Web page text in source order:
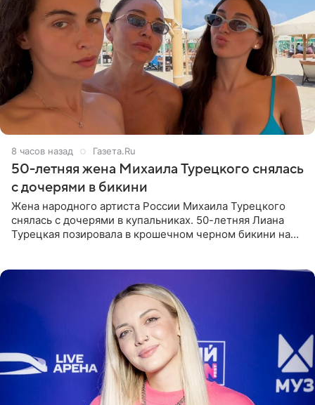
8 часов назад Газета.Ru
50-летняя жена Михаила Турецкого снялась
с дочерями в бикини
Жена народного артиста России Михаила Турецкого
снялась с дочерями в купальниках. 50-летняя Лиана
Турецкая позировала в крошечном черном бикини на